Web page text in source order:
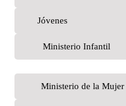
Jóvenes
Ministerio Infantil
Ministerio de la Mujer